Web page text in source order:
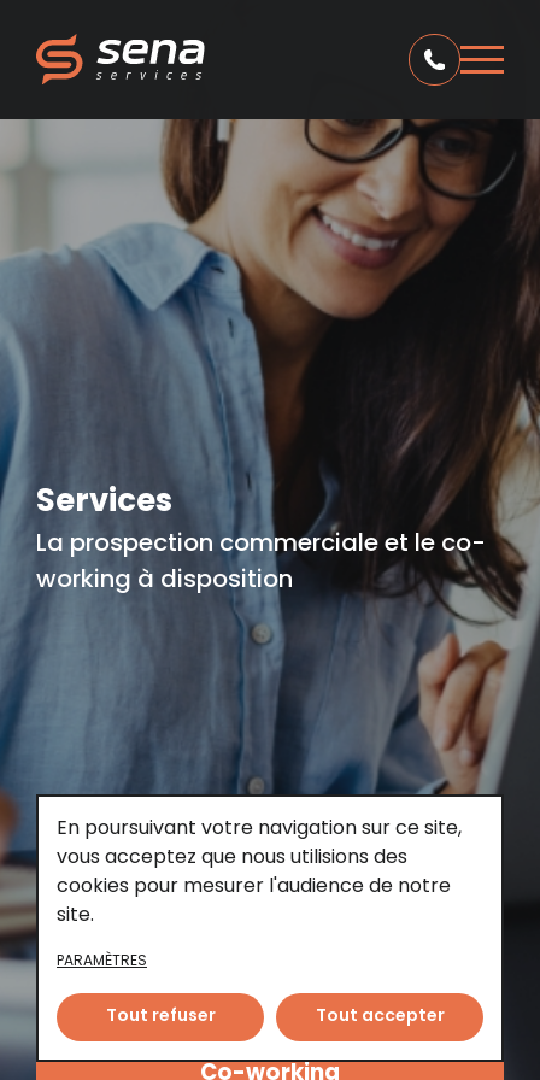
Services
La prospection commerciale et le co-
working à disposition
Co-working
En poursuivant votre navigation sur ce site,
vous acceptez que nous utilisions des
cookies pour mesurer l'audience de notre
site.
PARAMÈTRES
Tout refuser Tout accepter